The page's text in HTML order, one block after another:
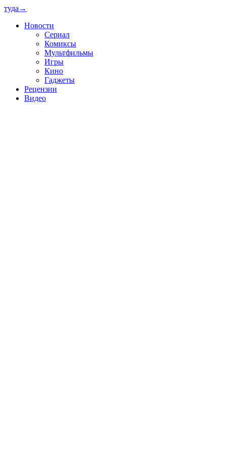
туда →
Новости
Сериал
Комиксы
Мультфильмы
Игры
Кино
Гаджеты
Рецензии
Видео